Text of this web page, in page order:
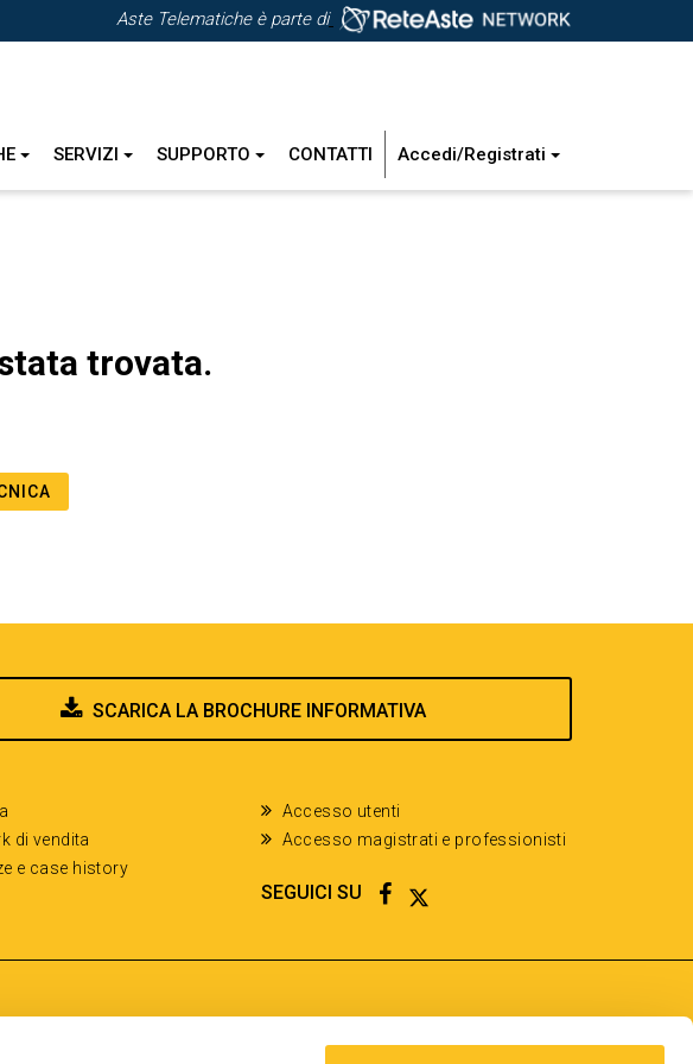
Aste Telematiche è parte di
SERVIZI SUPPORTO CONTATTI Accedi/Registrati
trovata.
SCARICA LA BROCHURE INFORMATIVA
di vendita
e case history
Accesso utenti
Accesso magistrati e professionisti
SEGUICI SU FACEBOOK
TWITTER